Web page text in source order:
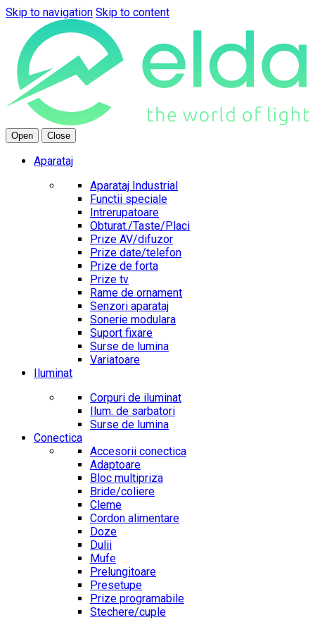
Skip to navigation Skip to content
Open Close
Aparataj
Aparataj Industrial
Functii speciale
Intrerupatoare
Obturat./Taste/Placi
Prize AV/difuzor
Prize date/telefon
Prize de forta
Prize tv
Rame de ornament
Senzori aparataj
Sonerie modulara
Suport fixare
Surse de lumina
Variatoare
Iluminat
Corpuri de iluminat
Ilum. de sarbatori
Surse de lumina
Conectica
Accesorii conectica
Adaptoare
Bloc multipriza
Bride/coliere
Cleme
Cordon alimentare
Doze
Dulii
Mufe
Prelungitoare
Presetupe
Prize programabile
Stechere/cuple